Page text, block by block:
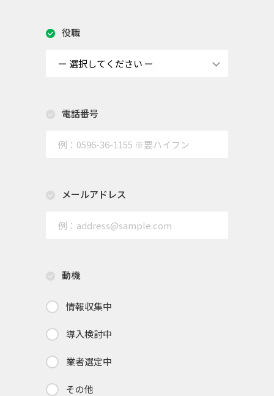
役職
電話番号
メールアドレス
動機
情報収集中
導入検討中
業者選定中
その他